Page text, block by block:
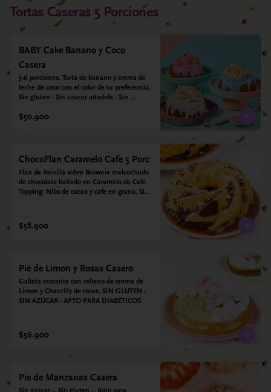
Tortas Caseras 5 Porciones
BABY Cake Banano y Coco
Casera
5-6 porciones. Torta de banano y crema de
leche de coco con el color de tu preferencia.
Sin gluten - Sin azucar añadida - Sin
Lacteos
$50.900
ChocoFlan Caramelo Cafe 5 Porc
Flan de Vainilla sobre Brownie melcochudo
de chocolate bañado en Caramelo de Café.
Topping: Nibs de cacao y cafe en grano. Sin
$58.900
Pie de Limon y Rosas Casero
Galleta crocante con relleno de crema de
Limon y Chantilly de rosas. SIN GLUTEN -
SIN AZÚCAR - APTO PARA DIABÉTICOS
$56.900
Pie de Manzanas Casera